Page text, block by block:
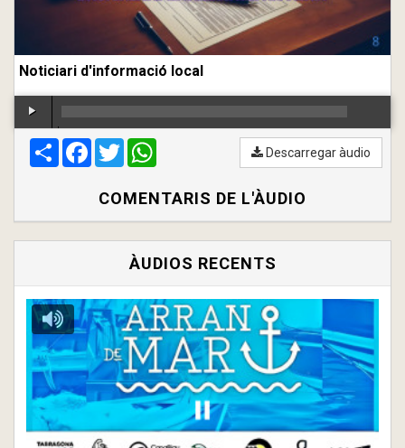
Noticiari d'informació local
00:00/ 00:00
CompartirFacebook
Twitter Descarregar àudio
COMENTARIS DE L'ÀUDIO
ÀUDIOS RECENTS